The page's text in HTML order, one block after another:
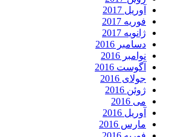
آوریل 2017
فوریه 2017
ژانویه 2017
دسامبر 2016
نوامبر 2016
آگوست 2016
جولای 2016
ژوئن 2016
می 2016
آوریل 2016
مارس 2016